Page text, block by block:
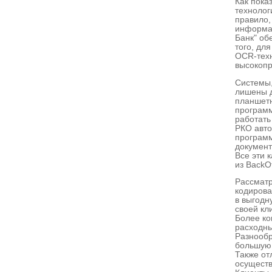
Банк"
того,
OCR-
лишены
РКО
Все эти
из
в
своей
Более
большую
Также